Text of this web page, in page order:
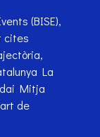
(BISE),
cites
La
Mitja
de